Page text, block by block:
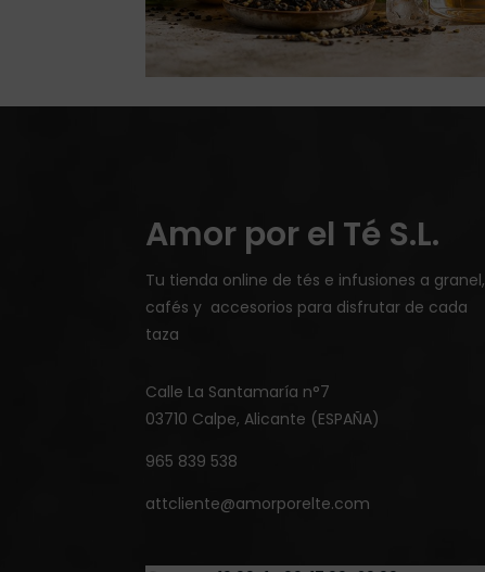
Amor por el Té S.L.
Tu tienda online de tés e infusiones a granel,
cafés y accesorios para disfrutar de cada
taza
Calle La Santamaría n°7
03710 Calpe, Alicante (ESPAÑA)
965 839 538
attcliente@amorporelte.com